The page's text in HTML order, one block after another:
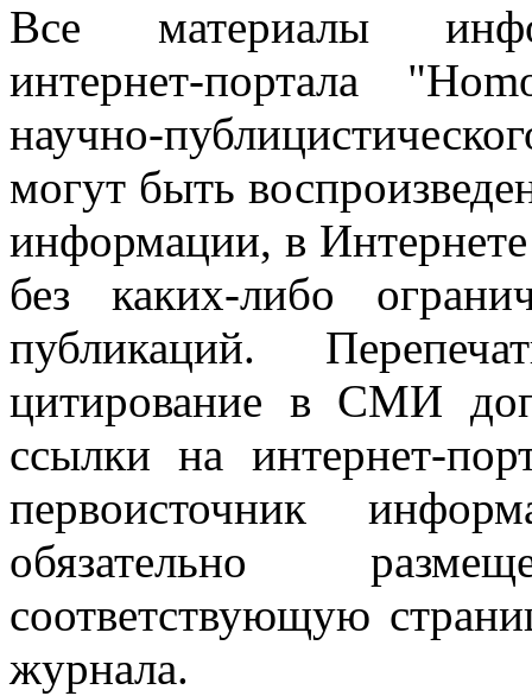
Все материалы
интернет-портала
научно-
могут быть
информации, в
без каких-либо
публикаций.
цитирование в СМИ
ссылки на интернет-
первоисточник
обязательно
соответствующую
журнала.